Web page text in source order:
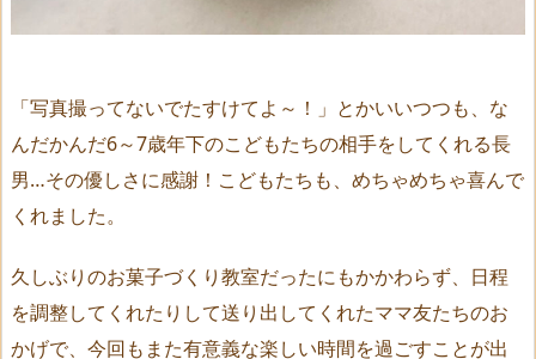
「写真撮ってないでたすけてよ～！」とかいいつつも、な
んだかんだ6～7歳年下のこどもたちの相手をしてくれる長
男…その優しさに感謝！こどもたちも、めちゃめちゃ喜んで
くれました。
久しぶりのお菓子づくり教室だったにもかかわらず、日程
を調整してくれたりして送り出してくれたママ友たちのお
かげで、今回もまた有意義な楽しい時間を過ごすことが出